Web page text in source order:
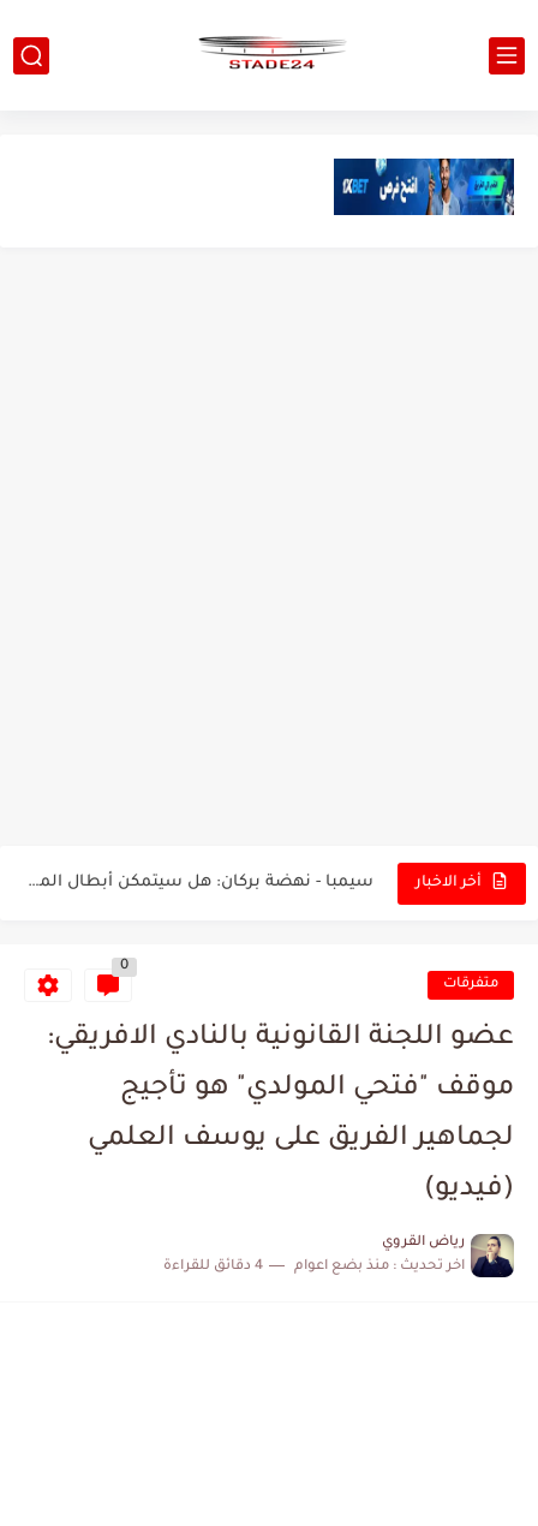
أخر الاخبار سيمبا - نهضة بركان: هل سيتمكن أبطال المغرب من الحفاظ...
البرنامج الكامل لنهائي البطولة بين الاتحاد المنستيري والنادي الإفريقي متفرقات
0
عضو اللجنة القانونية بالنادي الافريقي:
موقف "فتحي المولدي" هو تأجيج
لجماهير الفريق على يوسف العلمي
(فيديو)
رياض القروي
اخر تحديث : منذ بضع اعوام 4 دقائق للقراءة